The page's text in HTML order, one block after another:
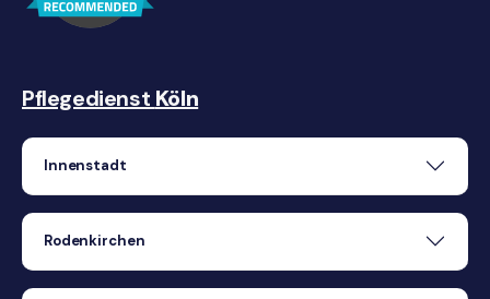
Pflegedienst Köln
Innenstadt
Rodenkirchen